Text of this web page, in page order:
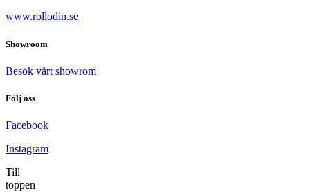
www.rollodin.se
Showroom
Besök vårt showrom
Följ oss
Facebook
Instagram
Till
toppen